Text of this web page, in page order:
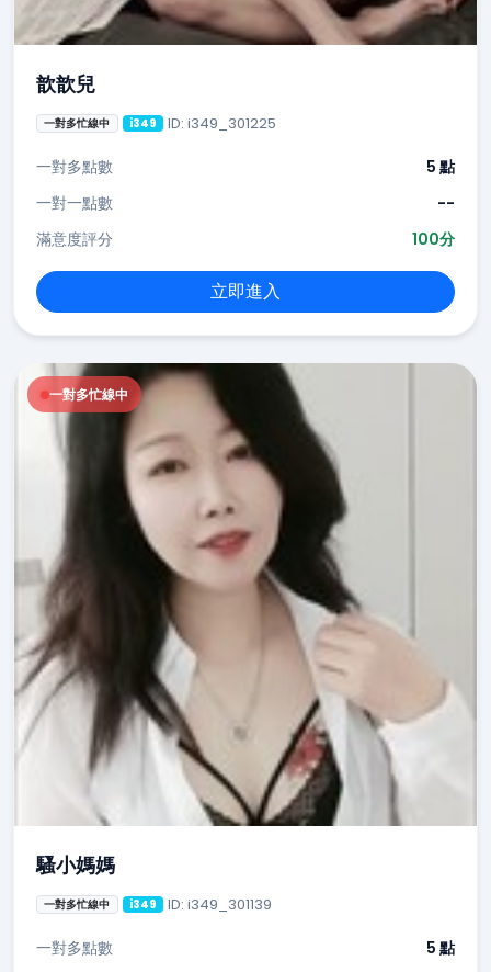
歆歆兒
一對多忙線中 i349 ID: i349_301225
一對多點數
5 點
一對一點數
--
滿意度評分
100分
立即進入
一對多忙線中
騷小媽媽
一對多忙線中 i349 ID: i349_301139
一對多點數 5 點